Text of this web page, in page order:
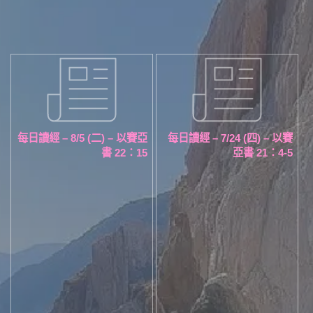
每日讀經 – 8/5 (二) – 以賽亞
書 22：15
每日讀經 – 7/24 (四) – 以賽
亞書 21：4-5